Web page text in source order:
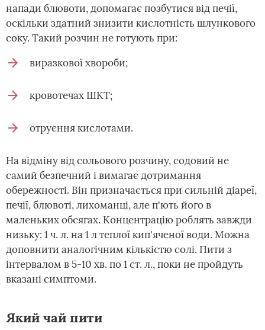
напади блювоти, допомагає позбутися від печії,
оскільки здатний знизити кислотність шлункового
соку. Такий розчин не готують при:
виразкової хвороби;
кровотечах ШКТ;
отруєння кислотами.
На відміну від сольового розчину, содовий не
самий безпечний і вимагає дотримання
обережності. Він призначається при сильній діареї,
печії, блювоті, лихоманці, але п'ють його в
маленьких обсягах. Концентрацію роблять завжди
низьку: 1 ч. л. на 1 л теплої кип'яченої води. Можна
доповнити аналогічним кількістю солі. Пити з
інтервалом в 5-10 хв. по 1 ст. л., поки не пройдуть
вказані симптоми.
Який чай пити